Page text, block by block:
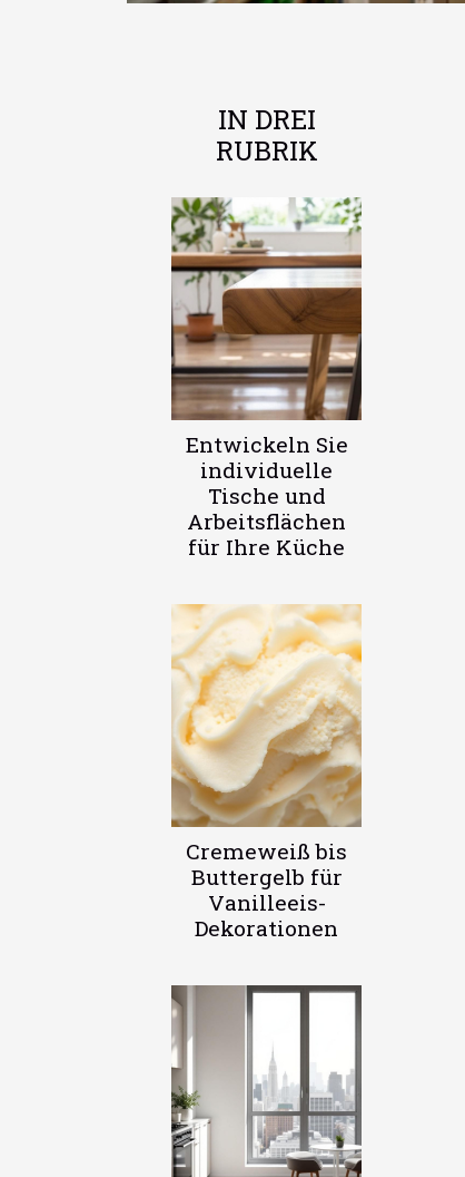
IN DREI
RUBRIK
Entwickeln Sie
individuelle
Tische und
Arbeitsflächen
für Ihre Küche
Cremeweiß bis
Buttergelb für
Vanilleeis-
Dekorationen